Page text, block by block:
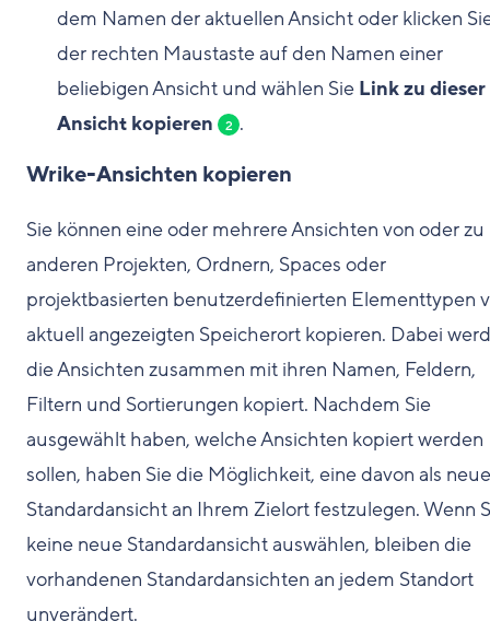
dem Namen der aktuellen Ansicht oder klicken
der rechten Maustaste auf den Namen einer
beliebigen Ansicht und wählen Sie Link zu dieser
Ansicht kopieren
2 .
Wrike-Ansichten kopieren
Sie können eine oder mehrere Ansichten von oder zu
anderen Projekten, Ordnern, Spaces oder
projektbasierten benutzerdefinierten Elementtypen
aktuell angezeigten Speicherort kopieren. Dabei
die Ansichten zusammen mit ihren Namen, Feldern,
Filtern und Sortierungen kopiert. Nachdem Sie
ausgewählt haben, welche Ansichten kopiert werden
sollen, haben Sie die Möglichkeit, eine davon als neue
Standardansicht an Ihrem Zielort festzulegen. Wenn
keine neue Standardansicht auswählen, bleiben die
vorhandenen Standardansichten an jedem Standort
unverändert.